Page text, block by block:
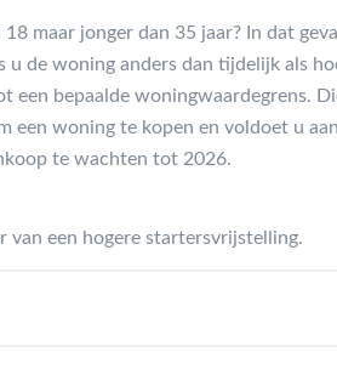
maar jonger dan 35 jaar? In dat
de woning anders dan tijdelijk als
bepaalde woningwaardegrens.
een woning te kopen en voldoet u
te wachten tot 2026.
een hogere startersvrijstelling.